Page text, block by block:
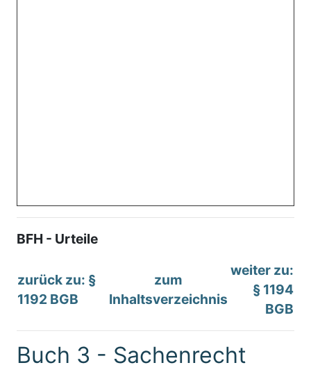
BFH - Urteile
zurück zu: §
1192 BGB
zum
Inhaltsverzeichnis
weiter zu:
§ 1194
BGB
Buch 3 - Sachenrecht